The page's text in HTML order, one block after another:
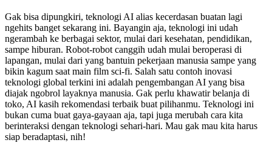
Gak bisa dipungkiri, teknologi AI alias kecerdasan buatan lagi
ngehits banget sekarang ini. Bayangin aja, teknologi ini udah
ngerambah ke berbagai sektor, mulai dari kesehatan, pendidikan,
sampe hiburan. Robot-robot canggih udah mulai beroperasi di
lapangan, mulai dari yang bantuin pekerjaan manusia sampe yang
bikin kagum saat main film sci-fi. Salah satu contoh inovasi
teknologi global terkini ini adalah pengembangan AI yang bisa
diajak ngobrol layaknya manusia. Gak perlu khawatir belanja di
toko, AI kasih rekomendasi terbaik buat pilihanmu. Teknologi ini
bukan cuma buat gaya-gayaan aja, tapi juga merubah cara kita
berinteraksi dengan teknologi sehari-hari. Mau gak mau kita harus
siap beradaptasi, nih!